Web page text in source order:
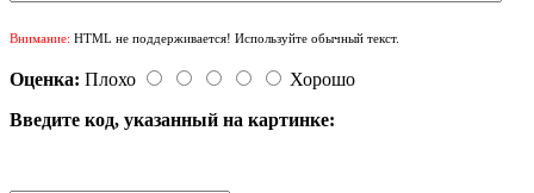
Внимание: HTML не поддерживается! Используйте обычный текст.
Оценка: Плохо
Хорошо
Введите код, указанный на картинке: